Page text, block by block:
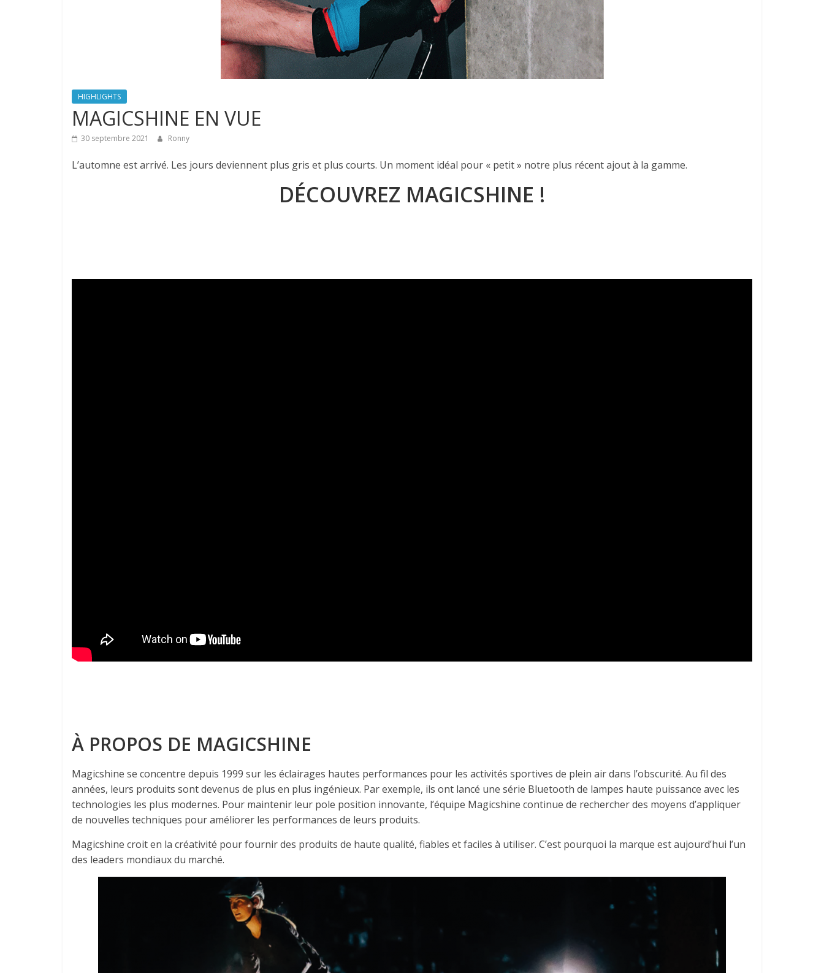
HIGHLIGHTS
MAGICSHINE EN VUE
30 septembre 2021 Ronny
L’automne est arrivé. Les jours deviennent plus gris et plus courts. Un moment idéal pour « petit » notre plus récent ajout à la gamme.
DÉCOUVREZ MAGICSHINE !
À PROPOS DE MAGICSHINE
Magicshine se concentre depuis 1999 sur les éclairages hautes performances pour les activités sportives de plein air dans l’obscurité. Au fil des
années, leurs produits sont devenus de plus en plus ingénieux. Par exemple, ils ont lancé une série Bluetooth de lampes haute puissance avec les
technologies les plus modernes. Pour maintenir leur pole position innovante, l’équipe Magicshine continue de rechercher des moyens d’appliquer
de nouvelles techniques pour améliorer les performances de leurs produits.
Magicshine croit en la créativité pour fournir des produits de haute qualité, fiables et faciles à utiliser. C’est pourquoi la marque est aujourd’hui l’un
des leaders mondiaux du marché.